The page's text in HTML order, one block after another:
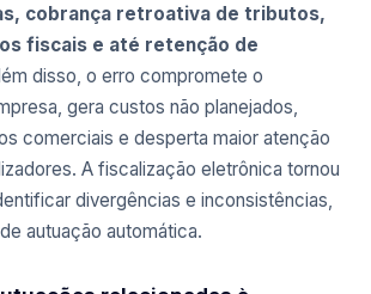
cobrança retroativa de tributos,
fiscais e até retenção de
disso, o erro compromete o
gera custos não planejados,
comerciais e desperta maior atenção
A fiscalização eletrônica tornou
divergências e inconsistências,
autuação automática.